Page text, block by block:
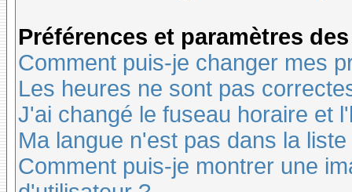
Préférences et paramètres
Comment puis-je changer mes
Les heures ne sont pas
J'ai changé le fuseau horaire et
Ma langue n'est pas dans la liste
Comment puis-je montrer une